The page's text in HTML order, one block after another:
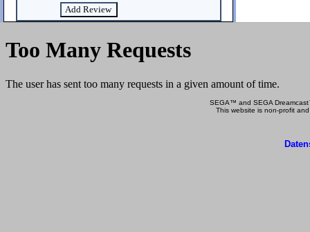
SEGA™ and SEGA
This website is non-profit